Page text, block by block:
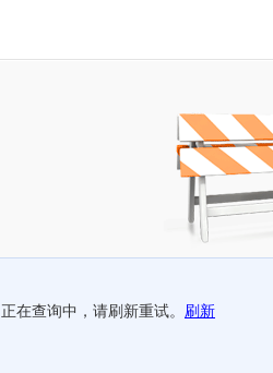
正在查询中，请刷新重试。 刷新